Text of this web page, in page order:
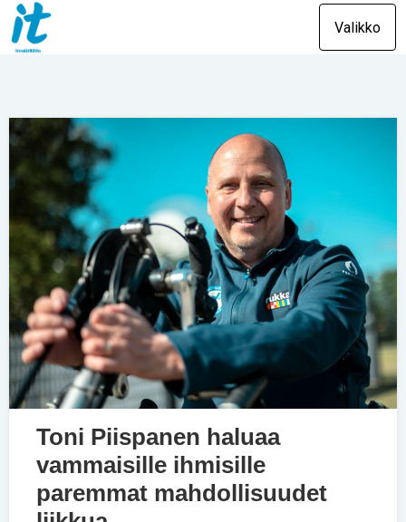
Valikko
Toni Piispanen haluaa
vammaisille ihmisille
paremmat mahdollisuudet